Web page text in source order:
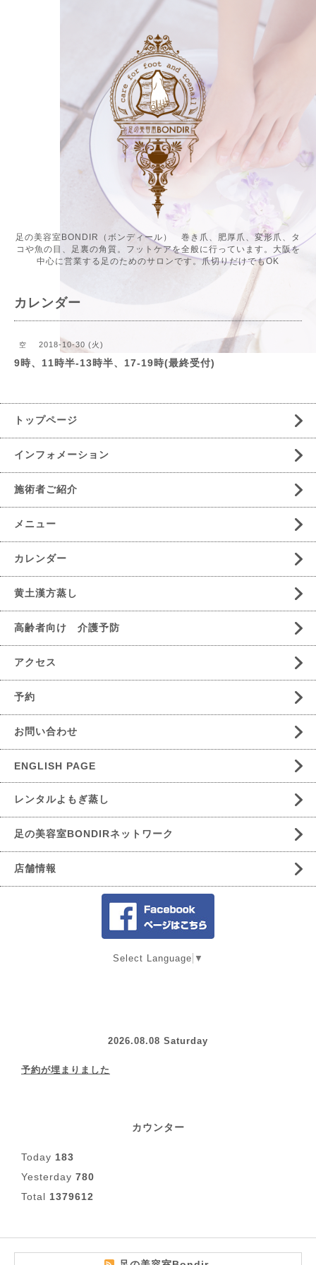
足の美容室BONDIR（ボンディール） 巻き爪、肥厚爪、変形爪、タ
コや魚の目、足裏の角質。フットケアを全般に行っています。大阪を
中心に営業する足のためのサロンです。爪切りだけでもOK
カレンダー
空 2018-10-30 (火)
9時、11時半-13時半、17-19時(最終受付)
トップページ
インフォメーション
施術者ご紹介
メニュー
カレンダー
黄土漢方蒸し
高齢者向け 介護予防
アクセス
予約
お問い合わせ
ENGLISH PAGE
レンタルよもぎ蒸し
足の美容室BONDIRネットワーク
店舗情報
Select Language ▼
2026.08.08 Saturday
予約が埋まりました
カウンター
Today 183
Yesterday 780
Total 1379612